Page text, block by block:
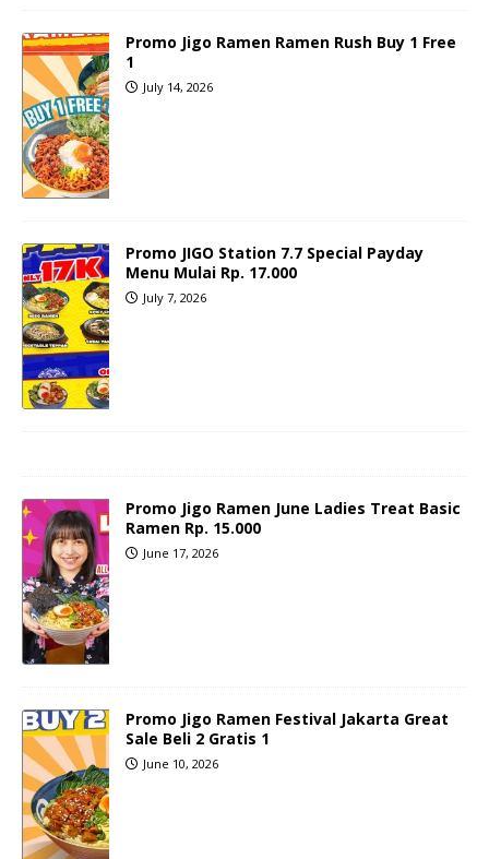
Promo Jigo Ramen Ramen Rush Buy 1 Free
1
July 14, 2026
Promo JIGO Station 7.7 Special Payday
Menu Mulai Rp. 17.000
July 7, 2026
Promo Jigo Ramen June Ladies Treat Basic
Ramen Rp. 15.000
June 17, 2026
Promo Jigo Ramen Festival Jakarta Great
Sale Beli 2 Gratis 1
June 10, 2026